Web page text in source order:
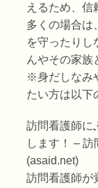
えるため、信
多くの場合は
を守ったりし
んやその家族
※身だしなみ
たい方は以下
訪問看護師に
します！ –
(asaid.net)
訪問看護師が